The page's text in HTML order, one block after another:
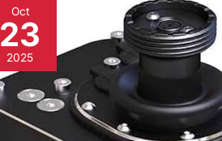
Oct
23
2025
Test
de
la
Virpil
MongoosT-
50CM3